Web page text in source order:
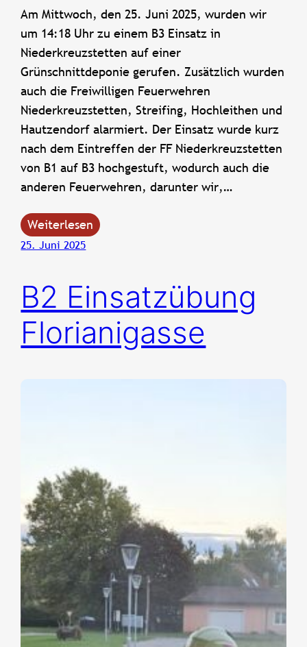
Am Mittwoch, den 25. Juni 2025, wurden wir
um 14:18 Uhr zu einem B3 Einsatz in
Niederkreuzstetten auf einer
Grünschnittdeponie gerufen. Zusätzlich wurden
auch die Freiwilligen Feuerwehren
Niederkreuzstetten, Streifing, Hochleithen und
Hautzendorf alarmiert. Der Einsatz wurde kurz
nach dem Eintreffen der FF Niederkreuzstetten
von B1 auf B3 hochgestuft, wodurch auch die
anderen Feuerwehren, darunter wir,…
Weiterlesen
25. Juni 2025
B2 Einsatzübung
Florianigasse